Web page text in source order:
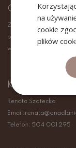
ONADLANIEJ.PL
Zadbaj o swoją
pomysłu na siebie,
wypaleniem
KONTAKT
Renata Szatecka
Telefon: 504 001 295
na
cookie
plików